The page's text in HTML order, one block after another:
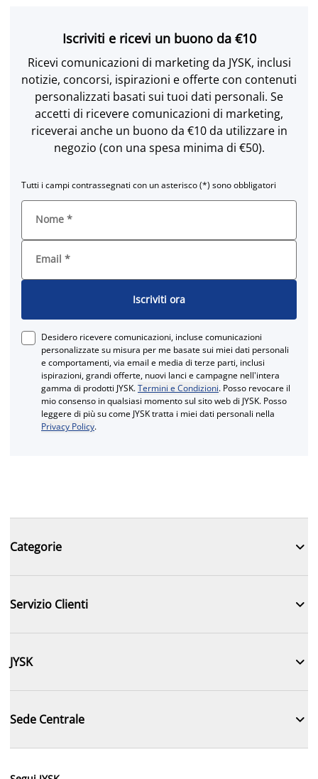
Iscriviti e ricevi un buono da €10
Ricevi comunicazioni di marketing da JYSK, inclusi
notizie, concorsi, ispirazioni e offerte con contenuti
personalizzati basati sui tuoi dati personali. Se
accetti di ricevere comunicazioni di marketing,
riceverai anche un buono da €10 da utilizzare in
negozio (con una spesa minima di €50).
Tutti i campi contrassegnati con un asterisco (*) sono obbligatori
Nome *
Email *
Iscriviti ora
Desidero ricevere comunicazioni, incluse comunicazioni
personalizzate su misura per me basate sui miei dati personali
e comportamenti, via email e media di terze parti, inclusi
ispirazioni, grandi offerte, nuovi lanci e campagne nell'intera
gamma di prodotti JYSK.Termini e Condizioni. Posso revocare il
mio consenso in qualsiasi momento sul sito web di JYSK. Posso
leggere di più su come JYSK tratta i miei dati personali nella
Privacy Policy.
Categorie 
Servizio Clienti 
JYSK 
Sede Centrale 